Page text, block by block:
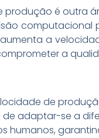
é outra
a
a
de
adaptar-se a
humanos,